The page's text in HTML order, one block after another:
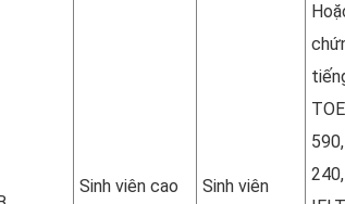
Sinh viên cao
Sinh viên